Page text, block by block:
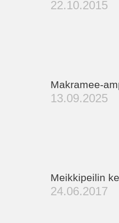
22.10.2015
Makramee-
13.09.2025
Meikkipeilin
24.06.2017